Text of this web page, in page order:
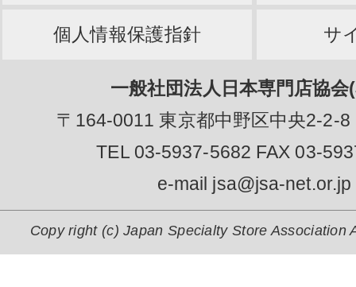
個人情報保護指針 サ
一般社団法人日本専門店協
〒164-0011 東京都中野区中央2-2-
TEL 03-5937-5682 FAX 03-
e-mail jsa@jsa-net.or.jp
Copy right (c) Japan Specialty Store Association